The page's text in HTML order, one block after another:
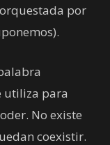
por
utiliza para
No existe
coexistir.